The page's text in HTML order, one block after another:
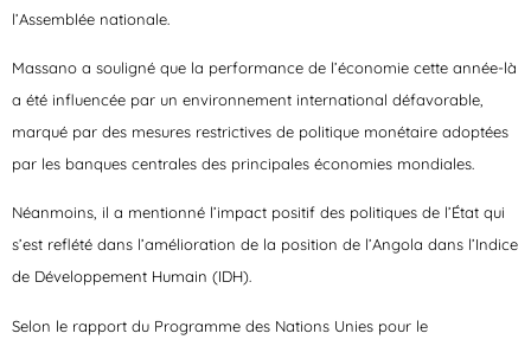
l’Assemblée nationale.
Massano a souligné que la performance de l’économie cette année-là
a été influencée par un environnement international défavorable,
marqué par des mesures restrictives de politique monétaire adoptées
par les banques centrales des principales économies mondiales.
Néanmoins, il a mentionné l’impact positif des politiques de l’État qui
s’est reflété dans l’amélioration de la position de l’Angola dans l’Indice
de Développement Humain (IDH).
Selon le rapport du Programme des Nations Unies pour le